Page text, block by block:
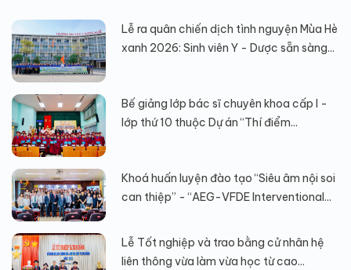
Lễ ra quân chiến dịch tình nguyện Mùa Hè
xanh 2026: Sinh viên Y - Dược sẵn sàng...
Bế giảng lớp bác sĩ chuyên khoa cấp I -
lớp thứ 10 thuộc Dự án “Thí điểm...
Khoá huấn luyện đào tạo “Siêu âm nội soi
can thiệp” - “AEG-VFDE Interventional...
Lễ Tốt nghiệp và trao bằng cử nhân hệ
liên thông vừa làm vừa học từ cao...